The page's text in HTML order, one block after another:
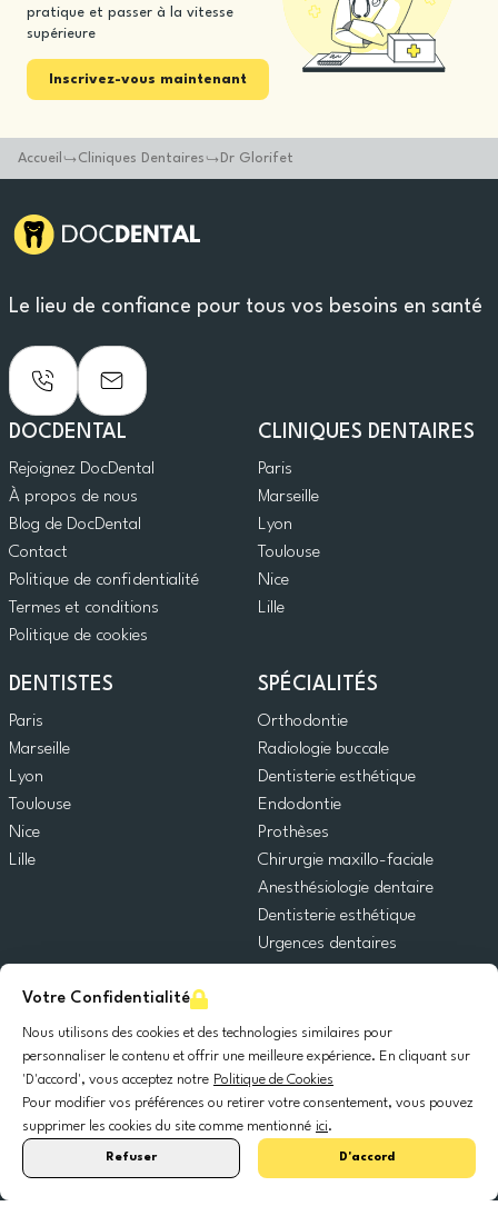
Votre Confidentialité
Nous utilisons des cookies et des technologies similaires pour
personnaliser le contenu et offrir une meilleure expérience. En cliquant sur
'D'accord', vous acceptez notre Politique de Cookies
Pour modifier vos préférences ou retirer votre consentement, vous pouvez
supprimer les cookies du site comme mentionné ici.
Refuser D'accord
pratique et passer à la vitesse
supérieure
Inscrivez-vous maintenant
Accueil Cliniques Dentaires Dr Glorifet
Le lieu de confiance pour tous vos besoins en santé
DOCDENTAL
Rejoignez DocDental
À propos de nous
Blog de DocDental
Contact
Politique de confidentialité
Termes et conditions
Politique de cookies
CLINIQUES DENTAIRES
Paris
Marseille
Lyon
Toulouse
Nice
Lille
DENTISTES
Paris
Marseille
Lyon
Toulouse
Nice
Lille
SPÉCIALITÉS
Orthodontie
Radiologie buccale
Dentisterie esthétique
Endodontie
Prothèses
Chirurgie maxillo-faciale
Anesthésiologie dentaire
Dentisterie esthétique
Urgences dentaires
Chirurgie orale
Implantologie dentaire
Parodontie
© 2025 DocDental. Tous les droits réservés.
United
España Polska